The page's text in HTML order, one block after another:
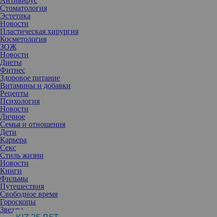
Стоматология
Эстетика
Новости
Пластическая хирургия
Косметология
ЗОЖ
Новости
Диеты
Фитнес
Здоровое питание
Витамины и добавки
Рецепты
Психология
Новости
Личное
Семья и отношения
Дети
Карьера
Секс
Стиль жизни
Новости
Книги
Фильмы
Путешествия
Свободное время
Гороскопы
Звезды
35-летняя модель – мама четырех детей. После каждой